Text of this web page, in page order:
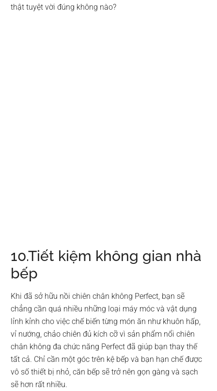
thật tuyệt vời đúng không nào?
10.Tiết kiệm không gian nhà
bếp
Khi đã sở hữu nồi chiên chân không Perfect, bạn sẽ
chẳng cần quá nhiều những loại máy móc và vật dụng
lỉnh kỉnh cho việc chế biến từng món ăn như khuôn hấp,
vỉ nướng, chảo chiên đủ kích cỡ vì sản phẩm nổi chiên
chân không đa chức năng Perfect đã giúp bạn thay thế
tất cả. Chỉ cần một góc trên kệ bếp và bạn hạn chế được
vô số thiết bị nhỏ, căn bếp sẽ trở nên gọn gàng và sạch
sẽ hơn rất nhiều.